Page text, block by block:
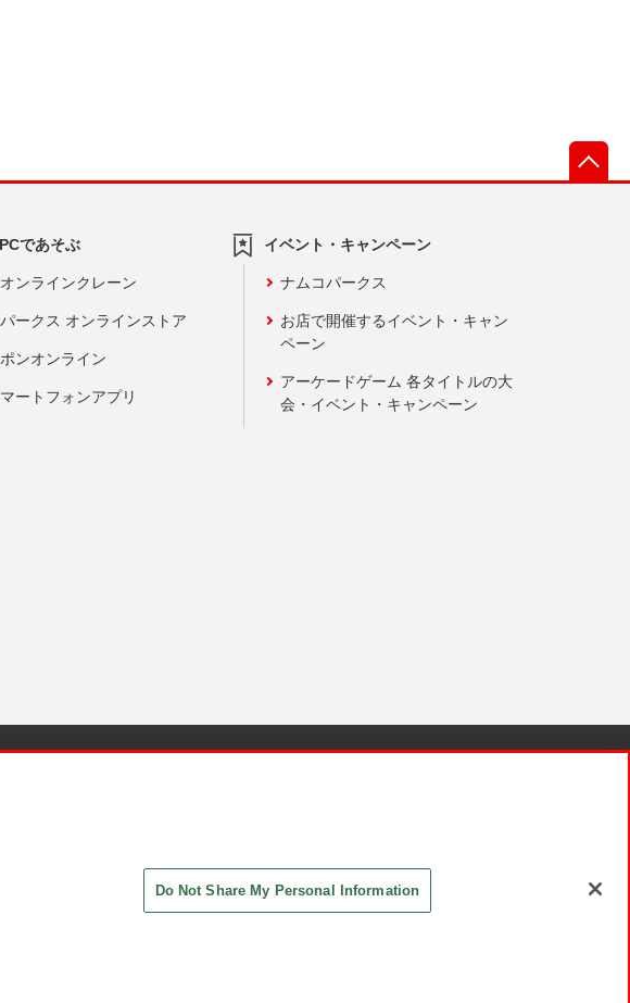
であそぶ
ンラインクレーン
ークス オンラインストア
ンオンライン
ートフォンアプリ
イベント・キャンペーン
ナムコパークス
お店で開催するイベント・キャン
ペーン
アーケードゲーム 各タイトルの大
会・イベント・キャンペーン
Do Not Share My Personal Information